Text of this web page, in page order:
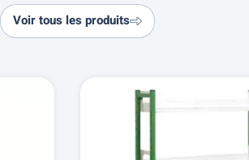
Voir tous les produits